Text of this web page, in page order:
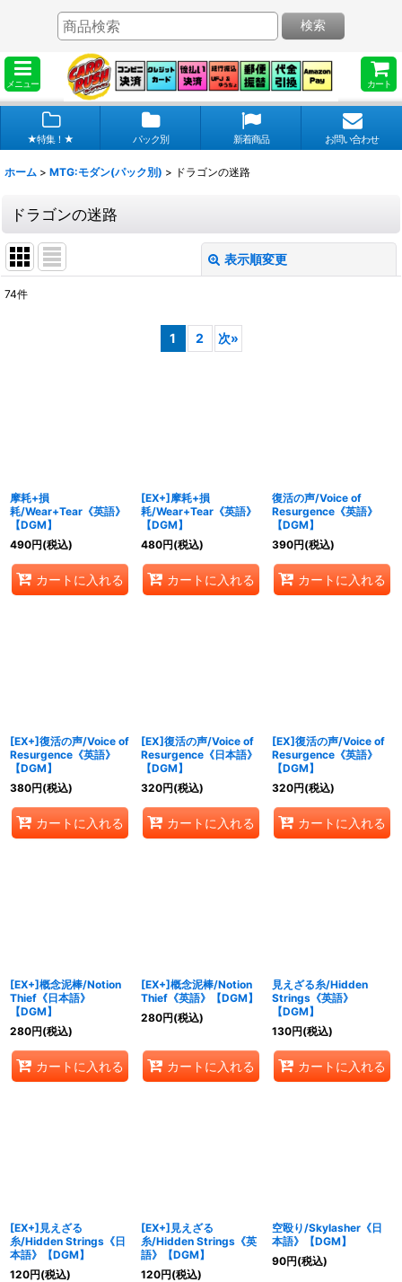
メニュー カート
検索
★特集！★ パック別 新着商品 お問い合わせ
ホーム > MTG:モダン(パック別) > ドラゴンの迷路
ドラゴンの迷路
表示順変更
74件
1 2 次»
摩耗+損
耗/Wear+Tear《英語》
【DGM】
490円(税込)
カートに入れる
[EX+]摩耗+損
耗/Wear+Tear《英語》
【DGM】
480円(税込)
カートに入れる
復活の声/Voice of
Resurgence《英語》
【DGM】
390円(税込)
カートに入れる
[EX+]復活の声/Voice of
Resurgence《英語》
【DGM】
380円(税込)
カートに入れる
[EX]復活の声/Voice of
Resurgence《日本語》
【DGM】
320円(税込)
カートに入れる
[EX]復活の声/Voice of
Resurgence《英語》
【DGM】
320円(税込)
カートに入れる
[EX+]概念泥棒/Notion
Thief《日本語》
【DGM】
280円(税込)
カートに入れる
[EX+]概念泥棒/Notion
Thief《英語》【DGM】
280円(税込)
カートに入れる
見えざる糸/Hidden
Strings《英語》
【DGM】
130円(税込)
カートに入れる
[EX+]見えざる
糸/Hidden Strings《日
本語》【DGM】
120円(税込)
[EX+]見えざる
糸/Hidden Strings《英
語》【DGM】
120円(税込)
空殴り/Skylasher《日
本語》【DGM】
90円(税込)